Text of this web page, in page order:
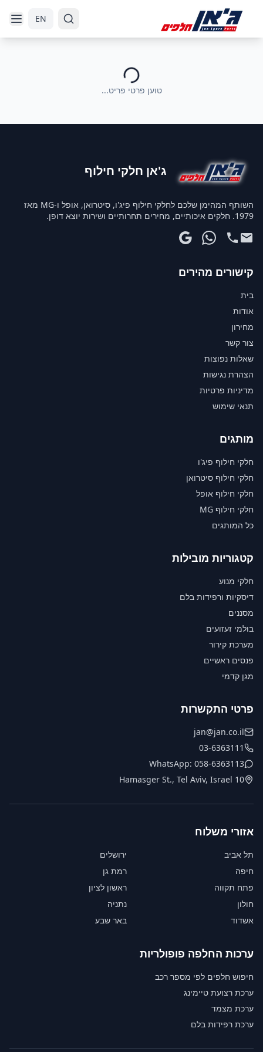
EN
טוען פרטי פריט...
ג'אן חלקי חילוף
השותף המהימן שלכם לחלקי חילוף פיג'ו, סיטרואן, אופל ו-MG מאז
1979. חלקים איכותיים, מחירים תחרותיים ושירות יוצא דופן.
קישורים מהירים
בית
אודות
מחירון
צור קשר
שאלות נפוצות
הצהרת נגישות
מדיניות פרטיות
תנאי שימוש
מותגים
חלקי חילוף פיג'ו
חלקי חילוף סיטרואן
חלקי חילוף אופל
חלקי חילוף MG
כל המותגים
קטגוריות מובילות
חלקי מנוע
דיסקיות ורפידות בלם
מסננים
בולמי זעזועים
מערכת קירור
פנסים ראשיים
מגן קדמי
פרטי התקשרות
jan@jan.co.il
03-6363111
WhatsApp: 058-6363113
10 Hamasger St., Tel Aviv, Israel
אזורי משלוח
תל אביב
ירושלים
חיפה
רמת גן
פתח תקווה
ראשון לציון
חולון
נתניה
אשדוד
באר שבע
ערכות החלפה פופולריות
חיפוש חלפים לפי מספר רכב
ערכת רצועת טיימינג
ערכת מצמד
ערכת רפידות בלם